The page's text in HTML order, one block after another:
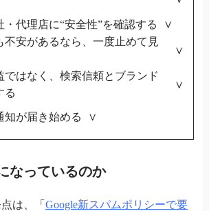
・代理店に“安全性”を確認する
不安があるなら、一度止めて見
ではなく、検索信頼とブランド
る
知が届き始める
なっているのか
は、「 Google新スパムポリシーで要